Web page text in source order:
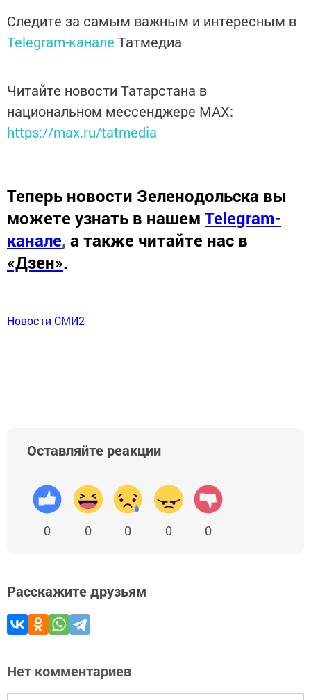
Следите за самым важным и интересным в
Telegram-канале Татмедиа
Читайте новости Татарстана в
национальном мессенджере MАХ:
https://max.ru/tatmedia
Теперь новости Зеленодольска вы
можете узнать в нашем Telegram-
канале, а также читайте нас в
«Дзен».
Новости СМИ2
Оставляйте реакции
0 0 0 0 0
Расскажите друзьям
Нет комментариев